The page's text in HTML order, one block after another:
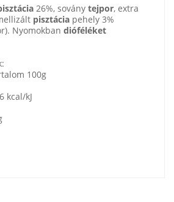
26%, sovány tejpor, extra
pisztácia pehely 3%
Nyomokban dióféléket
100g
kcal/kJ